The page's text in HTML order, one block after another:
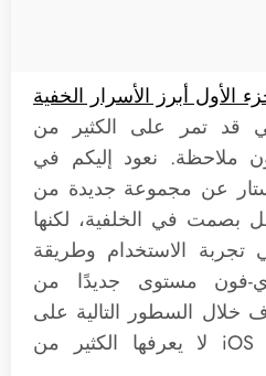
الأول أبرز الأسرار الخفية
قد تمر على الكثير من
ملاحظة. نعود إليكم في
عن مجموعة جديدة من
بصمت في الخلفية، لكنها
الاستخدام وطريقة
فون مستوى جديدًا من
خلال السطور التالية على
ميزات مخفية في iOS 26 لا يعرفها الكثير من